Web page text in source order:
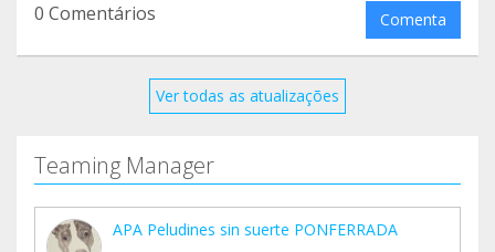
0 Comentários Comenta
Ver todas as atualizações
Teaming Manager
APA Peludines sin suerte PONFERRADA